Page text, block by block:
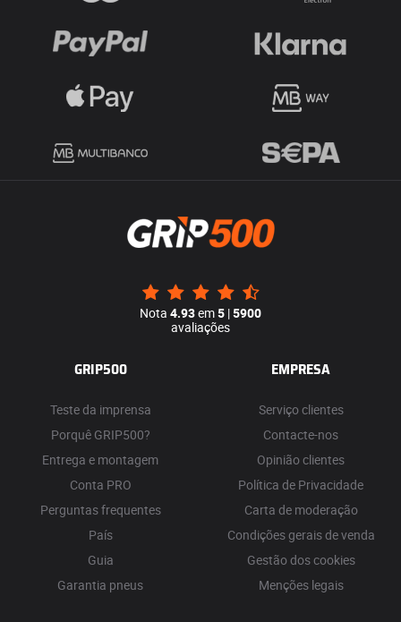
Nota 4.93em5 |5900
avaliações
GRIP500
Teste da imprensa
Porquê GRIP500?
Entrega e montagem
Conta PRO
Perguntas frequentes
País
Guia
Garantia pneus
EMPRESA
Serviço clientes
Contacte-nos
Opinião clientes
Política de Privacidade
Carta de moderação
Condições gerais de venda
Gestão dos cookies
Menções legais